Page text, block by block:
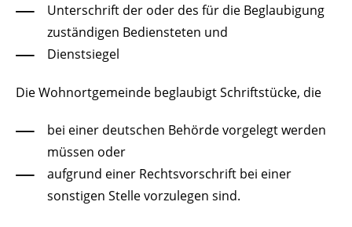
Unterschrift der oder des für die Beglaubigung
zuständigen Bediensteten und
Dienstsiegel
Die Wohnortgemeinde beglaubigt Schriftstücke, die
bei einer deutschen Behörde vorgelegt werden
müssen oder
aufgrund einer Rechtsvorschrift bei einer
sonstigen Stelle vorzulegen sind.